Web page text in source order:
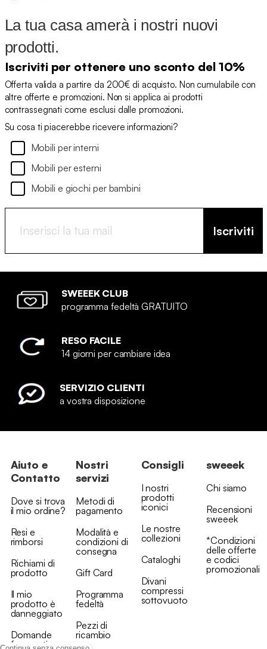
La tua casa amerà i nostri nuovi
prodotti.
Iscriviti per ottenere uno sconto del 10%
Offerta valida a partire da 200€ di acquisto. Non cumulabile con
altre offerte e promozioni. Non si applica ai prodotti
contrassegnati come esclusi dalle promozioni.
Su cosa ti piacerebbe ricevere informazioni?
Mobili per interni
Mobili per esterni
Mobili e giochi per bambini
Iscriviti
SWEEEK CLUB
programma fedeltà GRATUITO
RESO FACILE
14 giorni per cambiare idea
SERVIZIO CLIENTI
a vostra disposizione
Aiuto e
Contatto
Dove si trova
il mio ordine?
Resi e
rimborsi
Richiami di
prodotto
Il mio
prodotto è
danneggiato
Domande
frequenti
Nostri
servizi
Metodi di
pagamento
Modalità e
condizioni di
consegna
Gift Card
Programma
fedeltà
Pezzi di
ricambio
Consigli
I nostri
prodotti
iconici
Le nostre
collezioni
Cataloghi
Divani
compressi
sottovuoto
sweeek
Chi siamo
Recensioni
sweeek
*Condizioni
delle offerte
e codici
promozionali